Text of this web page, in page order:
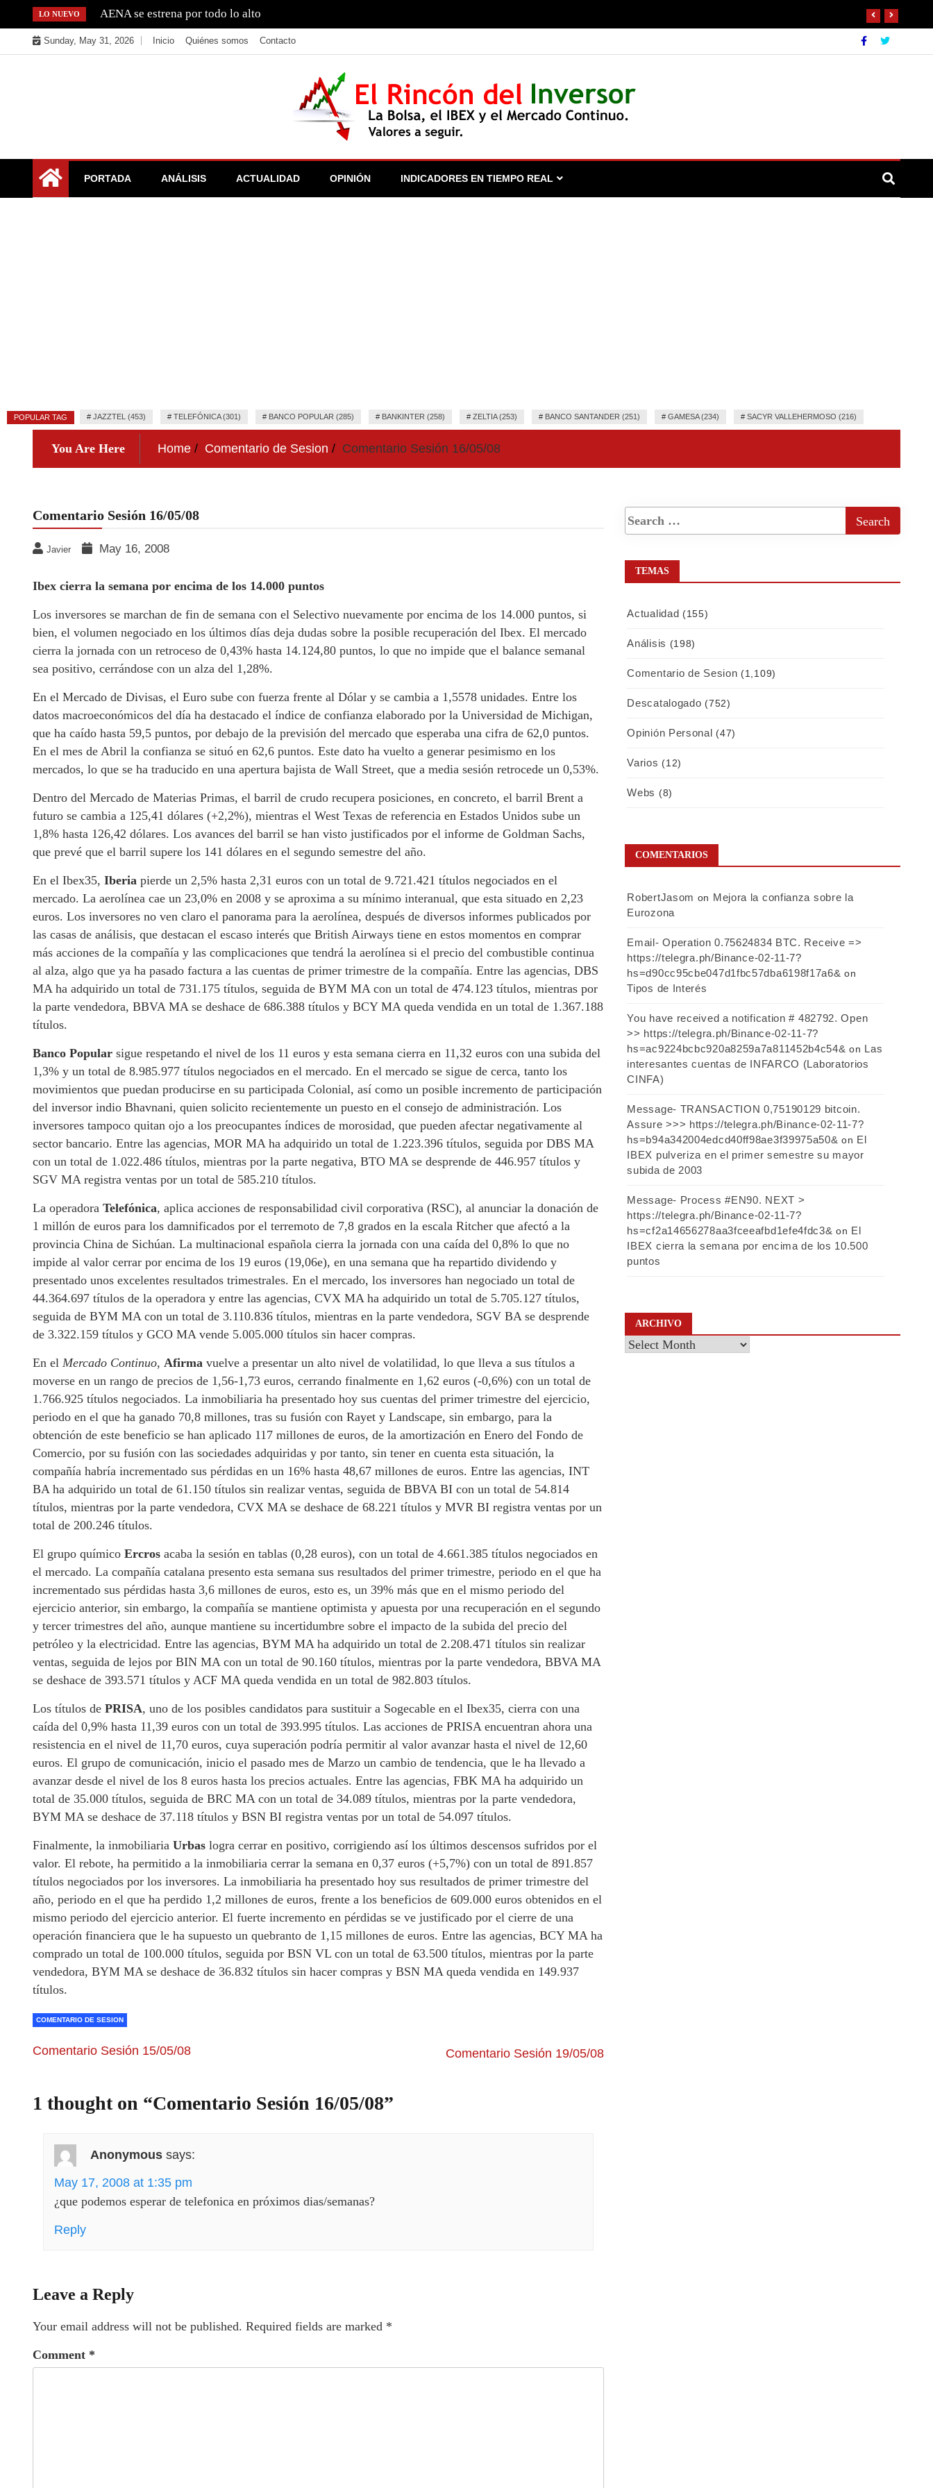
to
content
LO NUEVO AENA se estrena por todo lo alto
Sunday, May 31, 2026 Inicio Quiénes somos Contacto
El Rincón del Inversor
PORTADA ANÁLISIS ACTUALIDAD OPINIÓN INDICADORES EN TIEMPO REAL
POPULAR TAG # JAZZTEL (453) # TELEFÓNICA (301) # BANCO POPULAR (285) # BANKINTER (258) # ZELTIA (253) # BANCO SANTANDER (251) # GAMESA (234) # SACYR VALLEHERMOSO (216)
You Are Here Home Comentario de Sesion Comentario Sesión 16/05/08
Comentario Sesión 16/05/08
Javier May 16, 2008
Ibex cierra la semana por encima de los 14.000 puntos
Los inversores se marchan de fin de semana con el Selectivo nuevamente por encima de los 14.000 puntos, si
bien, el volumen negociado en los últimos días deja dudas sobre la posible recuperación del Ibex. El mercado
cierra la jornada con un retroceso de 0,43% hasta 14.124,80 puntos, lo que no impide que el balance semanal
sea positivo, cerrándose con un alza del 1,28%.
En el Mercado de Divisas, el Euro sube con fuerza frente al Dólar y se cambia a 1,5578 unidades. Entre los
datos macroeconómicos del día ha destacado el índice de confianza elaborado por la Universidad de Michigan,
que ha caído hasta 59,5 puntos, por debajo de la previsión del mercado que esperaba una cifra de 62,0 puntos.
En el mes de Abril la confianza se situó en 62,6 puntos. Este dato ha vuelto a generar pesimismo en los
mercados, lo que se ha traducido en una apertura bajista de Wall Street, que a media sesión retrocede un 0,53%.
Dentro del Mercado de Materias Primas, el barril de crudo recupera posiciones, en concreto, el barril Brent a
futuro se cambia a 125,41 dólares (+2,2%), mientras el West Texas de referencia en Estados Unidos sube un
1,8% hasta 126,42 dólares. Los avances del barril se han visto justificados por el informe de Goldman Sachs,
que prevé que el barril supere los 141 dólares en el segundo semestre del año.
En el Ibex35, Iberia pierde un 2,5% hasta 2,31 euros con un total de 9.721.421 títulos negociados en el
mercado. La aerolínea cae un 23,0% en 2008 y se aproxima a su mínimo interanual, que esta situado en 2,23
euros. Los inversores no ven claro el panorama para la aerolínea, después de diversos informes publicados por
las casas de análisis, que destacan el escaso interés que British Airways tiene en estos momentos en comprar
más acciones de la compañía y las complicaciones que tendrá la aerolínea si el precio del combustible continua
al alza, algo que ya ha pasado factura a las cuentas de primer trimestre de la compañía. Entre las agencias, DBS
MA ha adquirido un total de 731.175 títulos, seguida de BYM MA con un total de 474.123 títulos, mientras por
la parte vendedora, BBVA MA se deshace de 686.388 títulos y BCY MA queda vendida en un total de 1.367.188
títulos.
Banco Popular sigue respetando el nivel de los 11 euros y esta semana cierra en 11,32 euros con una subida del
1,3% y un total de 8.985.977 títulos negociados en el mercado. En el mercado se sigue de cerca, tanto los
movimientos que puedan producirse en su participada Colonial, así como un posible incremento de participación
del inversor indio Bhavnani, quien solicito recientemente un puesto en el consejo de administración. Los
inversores tampoco quitan ojo a los preocupantes índices de morosidad, que pueden afectar negativamente al
sector bancario. Entre las agencias, MOR MA ha adquirido un total de 1.223.396 títulos, seguida por DBS MA
con un total de 1.022.486 títulos, mientras por la parte negativa, BTO MA se desprende de 446.957 títulos y
SGV MA registra ventas por un total de 585.210 títulos.
La operadora Telefónica, aplica acciones de responsabilidad civil corporativa (RSC), al anunciar la donación de
1 millón de euros para los damnificados por el terremoto de 7,8 grados en la escala Ritcher que afectó a la
provincia China de Sichúan. La multinacional española cierra la jornada con una caída del 0,8% lo que no
impide al valor cerrar por encima de los 19 euros (19,06e), en una semana que ha repartido dividendo y
presentado unos excelentes resultados trimestrales. En el mercado, los inversores han negociado un total de
44.364.697 títulos de la operadora y entre las agencias, CVX MA ha adquirido un total de 5.705.127 títulos,
seguida de BYM MA con un total de 3.110.836 títulos, mientras en la parte vendedora, SGV BA se desprende
de 3.322.159 títulos y GCO MA vende 5.005.000 títulos sin hacer compras.
En el Mercado Continuo, Afirma vuelve a presentar un alto nivel de volatilidad, lo que lleva a sus títulos a
moverse en un rango de precios de 1,56-1,73 euros, cerrando finalmente en 1,62 euros (-0,6%) con un total de
1.766.925 títulos negociados. La inmobiliaria ha presentado hoy sus cuentas del primer trimestre del ejercicio,
periodo en el que ha ganado 70,8 millones, tras su fusión con Rayet y Landscape, sin embargo, para la
obtención de este beneficio se han aplicado 117 millones de euros, de la amortización en Enero del Fondo de
Comercio, por su fusión con las sociedades adquiridas y por tanto, sin tener en cuenta esta situación, la
compañía habría incrementado sus pérdidas en un 16% hasta 48,67 millones de euros. Entre las agencias, INT
BA ha adquirido un total de 61.150 títulos sin realizar ventas, seguida de BBVA BI con un total de 54.814
títulos, mientras por la parte vendedora, CVX MA se deshace de 68.221 títulos y MVR BI registra ventas por un
total de 200.246 títulos.
El grupo químico Ercros acaba la sesión en tablas (0,28 euros), con un total de 4.661.385 títulos negociados en
el mercado. La compañía catalana presento esta semana sus resultados del primer trimestre, periodo en el que ha
incrementado sus pérdidas hasta 3,6 millones de euros, esto es, un 39% más que en el mismo periodo del
ejercicio anterior, sin embargo, la compañía se mantiene optimista y apuesta por una recuperación en el segundo
y tercer trimestres del año, aunque mantiene su incertidumbre sobre el impacto de la subida del precio del
petróleo y la electricidad. Entre las agencias, BYM MA ha adquirido un total de 2.208.471 títulos sin realizar
ventas, seguida de lejos por BIN MA con un total de 90.160 títulos, mientras por la parte vendedora, BBVA MA
se deshace de 393.571 títulos y ACF MA queda vendida en un total de 982.803 títulos.
Los títulos de PRISA, uno de los posibles candidatos para sustituir a Sogecable en el Ibex35, cierra con una
caída del 0,9% hasta 11,39 euros con un total de 393.995 títulos. Las acciones de PRISA encuentran ahora una
resistencia en el nivel de 11,70 euros, cuya superación podría permitir al valor avanzar hasta el nivel de 12,60
euros. El grupo de comunicación, inicio el pasado mes de Marzo un cambio de tendencia, que le ha llevado a
avanzar desde el nivel de los 8 euros hasta los precios actuales. Entre las agencias, FBK MA ha adquirido un
total de 35.000 títulos, seguida de BRC MA con un total de 34.089 títulos, mientras por la parte vendedora,
BYM MA se deshace de 37.118 títulos y BSN BI registra ventas por un total de 54.097 títulos.
Finalmente, la inmobiliaria Urbas logra cerrar en positivo, corrigiendo así los últimos descensos sufridos por el
valor. El rebote, ha permitido a la inmobiliaria cerrar la semana en 0,37 euros (+5,7%) con un total de 891.857
títulos negociados por los inversores. La inmobiliaria ha presentado hoy sus resultados de primer trimestre del
año, periodo en el que ha perdido 1,2 millones de euros, frente a los beneficios de 609.000 euros obtenidos en el
mismo periodo del ejercicio anterior. El fuerte incremento en pérdidas se ve justificado por el cierre de una
operación financiera que le ha supuesto un quebranto de 1,15 millones de euros. Entre las agencias, BCY MA ha
comprado un total de 100.000 títulos, seguida por BSN VL con un total de 63.500 títulos, mientras por la parte
vendedora, BYM MA se deshace de 36.832 títulos sin hacer compras y BSN MA queda vendida en 149.937
títulos.
COMENTARIO DE SESION
Comentario Sesión 15/05/08 Comentario Sesión 19/05/08
1 thought on “Comentario Sesión 16/05/08”
Anonymous says:
May 17, 2008 at 1:35 pm
¿que podemos esperar de telefonica en próximos dias/semanas?
Reply
Leave a Reply
Your email address will not be published. Required fields are marked *
Comment *
TEMAS
Actualidad (155)
Análisis (198)
Comentario de Sesion (1,109)
Descatalogado (752)
Opinión Personal (47)
Varios (12)
Webs (8)
COMENTARIOS
RobertJasom on Mejora la confianza sobre la
Eurozona
Email- Operation 0.75624834 BTC. Receive =>
https://telegra.ph/Binance-02-11-7?
hs=d90cc95cbe047d1fbc57dba6198f17a6& on
Tipos de Interés
You have received a notification # 482792. Open
>> https://telegra.ph/Binance-02-11-7?
hs=ac9224bcbc920a8259a7a811452b4c54& on Las
interesantes cuentas de INFARCO (Laboratorios
CINFA)
Message- TRANSACTION 0,75190129 bitcoin.
Assure >>> https://telegra.ph/Binance-02-11-7?
hs=b94a342004edcd40ff98ae3f39975a50& on El
IBEX pulveriza en el primer semestre su mayor
subida de 2003
Message- Process #EN90. NEXT >
https://telegra.ph/Binance-02-11-7?
hs=cf2a14656278aa3fceeafbd1efe4fdc3& on El
IBEX cierra la semana por encima de los 10.500
puntos
ARCHIVO
Archivo